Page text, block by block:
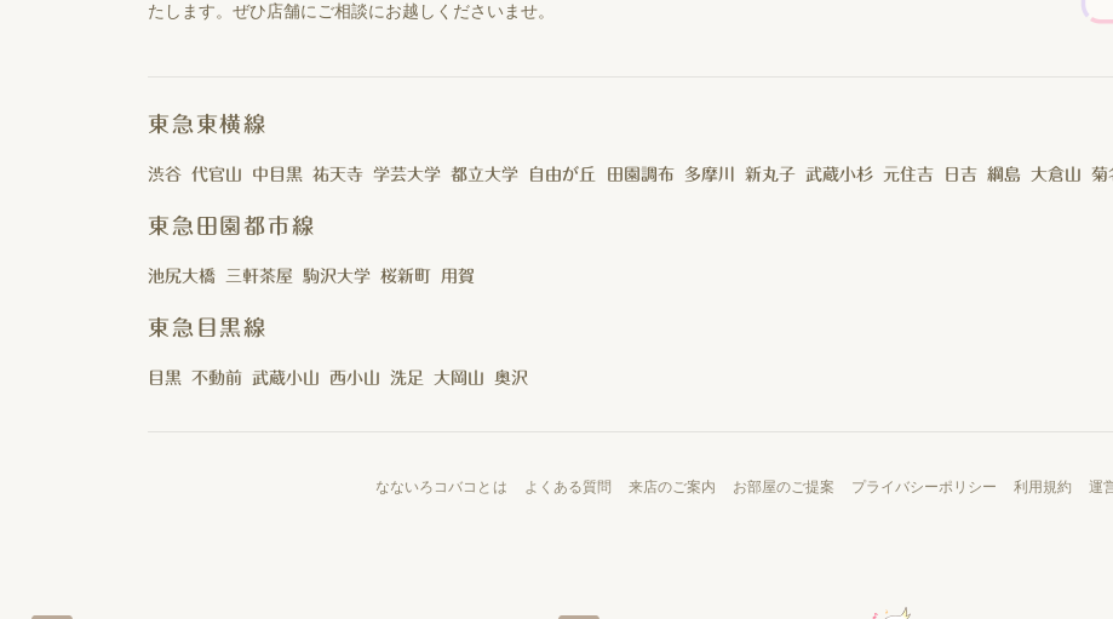
たします。ぜひ店舗にご相談にお越しくださいませ。
東急東横線
渋谷 代官山 中目黒 祐天寺 学芸大学 都立大学 自由が丘 田園調布 多摩川 新丸子 武蔵小杉 元住吉 日吉 綱島 大倉山 菊
東急田園都市線
池尻大橋 三軒茶屋 駒沢大学 桜新町 用賀
東急目黒線
目黒 不動前 武蔵小山 西小山 洗足 大岡山 奥沢
なないろコバコとは よくある質問 来店のご案内 お部屋のご提案 プライバシーポリシー 利用規約 運